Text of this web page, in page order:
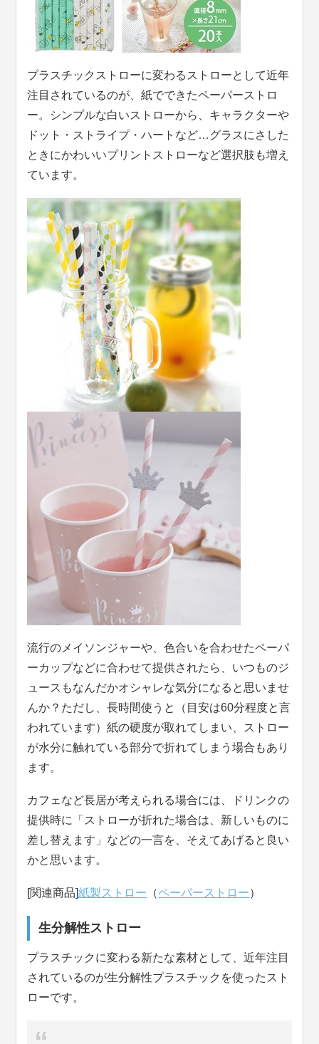
プラスチックストローに変わるストローとして近年
注目されているのが、紙でできたペーパーストロ
ー。シンプルな白いストローから、キャラクターや
ドット・ストライプ・ハートなど…グラスにさした
ときにかわいいプリントストローなど選択肢も増え
ています。
流行のメイソンジャーや、色合いを合わせたペーパ
ーカップなどに合わせて提供されたら、いつものジ
ュースもなんだかオシャレな気分になると思いませ
んか？ただし、長時間使うと（目安は60分程度と言
われています）紙の硬度が取れてしまい、ストロー
が水分に触れている部分で折れてしまう場合もあり
ます。
カフェなど長居が考えられる場合には、ドリンクの
提供時に「ストローが折れた場合は、新しいものに
差し替えます」などの一言を、そえてあげると良い
かと思います。
[関連商品]紙製ストロー （ペーパーストロー）
生分解性ストロー
プラスチックに変わる新たな素材として、近年注目
されているのが生分解性プラスチックを使ったスト
ローです。